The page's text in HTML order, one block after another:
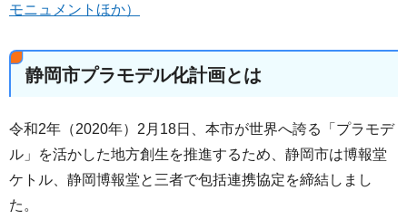
モニュメントほか）
静岡市プラモデル化計画とは
令和2年（2020年）2月18日、本市が世界へ誇る「プラモデ
ル」を活かした地方創生を推進するため、静岡市は博報堂
ケトル、静岡博報堂と三者で包括連携協定を締結しまし
た。